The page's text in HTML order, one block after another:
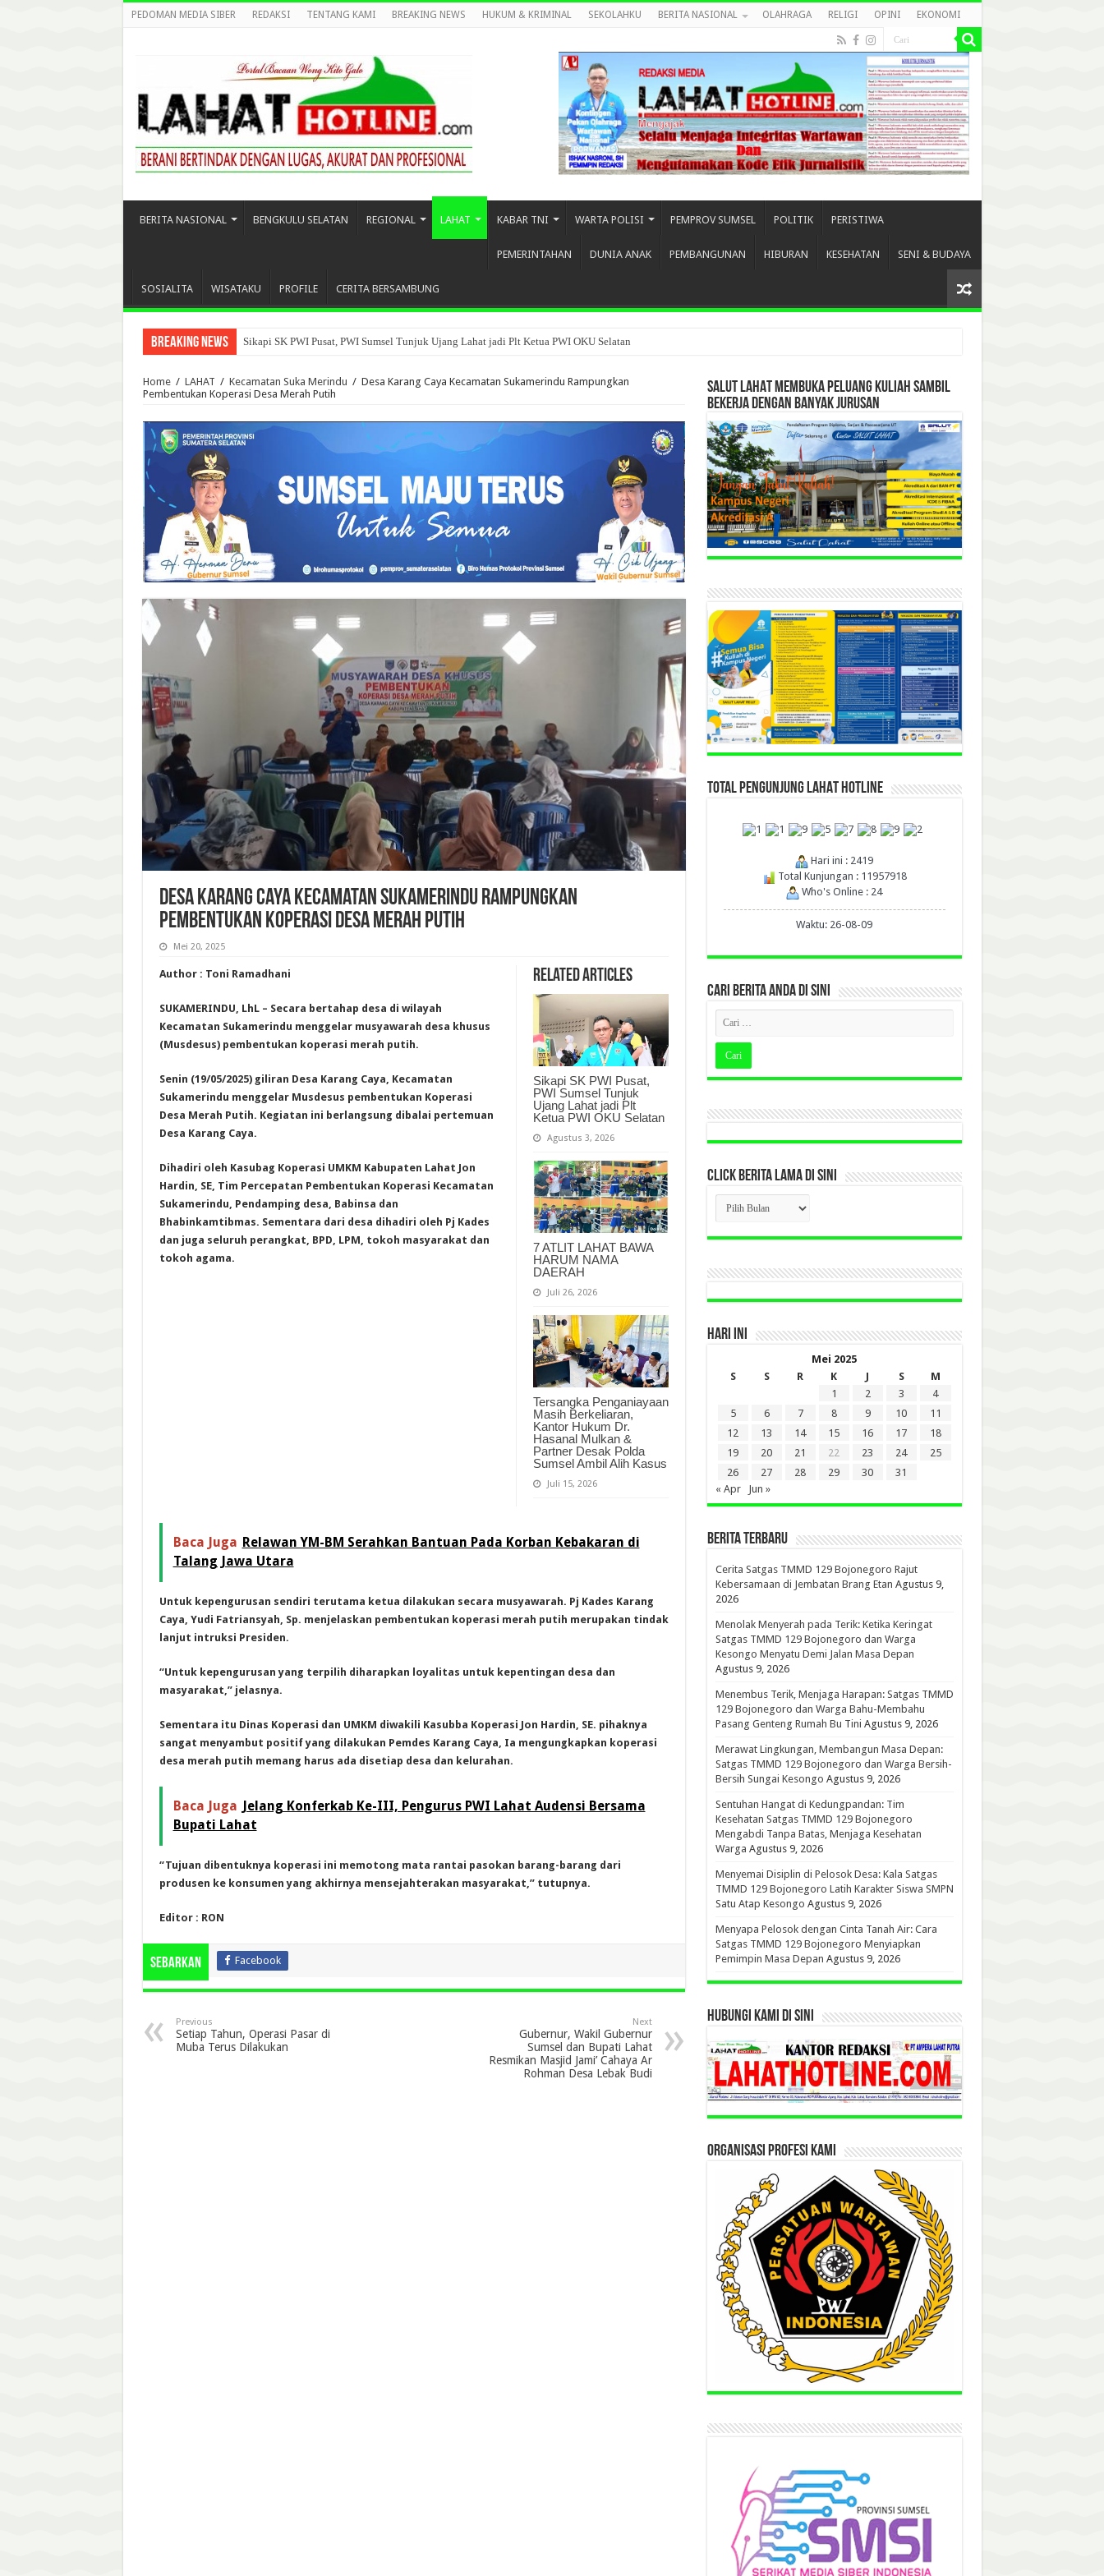
PEDOMAN MEDIA SIBER REDAKSI TENTANG KAMI BREAKING NEWS HUKUM & KRIMINAL SEKOLAHKU BERITA NASIONAL OLAHRAGA RELIGI OPINI EKONOMI
BERITA NASIONAL BENGKULU SELATAN REGIONAL LAHAT KABAR TNI WARTA POLISI PEMPROV SUMSEL POLITIK PERISTIWA
PEMERINTAHAN DUNIA ANAK PEMBANGUNAN HIBURAN KESEHATAN SENI & BUDAYA
SOSIALITA WISATAKU PROFILE CERITA BERSAMBUNG
Breaking News Sikapi SK PWI Pusat, PWI Sumsel Tunjuk Ujang Lahat jadi Plt Ketua PWI OKU Selatan
Home / LAHAT / Kecamatan Suka Merindu / Desa Karang Caya Kecamatan Sukamerindu Rampungkan
Pembentukan Koperasi Desa Merah Putih
Desa Karang Caya Kecamatan Sukamerindu Rampungkan
Pembentukan Koperasi Desa Merah Putih
Mei 20, 2025
Related Articles
Sikapi SK PWI Pusat,
PWI Sumsel Tunjuk
Ujang Lahat jadi Plt
Ketua PWI OKU Selatan
Agustus 3, 2026
7 ATLIT LAHAT BAWA
HARUM NAMA
DAERAH
Juli 26, 2026
Tersangka Penganiayaan
Masih Berkeliaran,
Kantor Hukum Dr.
Hasanal Mulkan &
Partner Desak Polda
Sumsel Ambil Alih Kasus
Juli 15, 2026
Author : Toni Ramadhani
SUKAMERINDU, LhL – Secara bertahap desa di wilayah
Kecamatan Sukamerindu menggelar musyawarah desa khusus
(Musdesus) pembentukan koperasi merah putih.
Senin (19/05/2025) giliran Desa Karang Caya, Kecamatan
Sukamerindu menggelar Musdesus pembentukan Koperasi
Desa Merah Putih. Kegiatan ini berlangsung dibalai pertemuan
Desa Karang Caya.
Dihadiri oleh Kasubag Koperasi UMKM Kabupaten Lahat Jon
Hardin, SE, Tim Percepatan Pembentukan Koperasi Kecamatan
Sukamerindu, Pendamping desa, Babinsa dan
Bhabinkamtibmas. Sementara dari desa dihadiri oleh Pj Kades
dan juga seluruh perangkat, BPD, LPM, tokoh masyarakat dan
tokoh agama.
Baca Juga Relawan YM-BM Serahkan Bantuan Pada Korban Kebakaran di
Talang Jawa Utara
Untuk kepengurusan sendiri terutama ketua dilakukan secara musyawarah. Pj Kades Karang
Caya, Yudi Fatriansyah, Sp. menjelaskan pembentukan koperasi merah putih merupakan tindak
lanjut intruksi Presiden.
“Untuk kepengurusan yang terpilih diharapkan loyalitas untuk kepentingan desa dan
masyarakat,” jelasnya.
Sementara itu Dinas Koperasi dan UMKM diwakili Kasubba Koperasi Jon Hardin, SE. pihaknya
sangat menyambut positif yang dilakukan Pemdes Karang Caya, Ia mengungkapkan koperasi
desa merah putih memang harus ada disetiap desa dan kelurahan.
Baca Juga Jelang Konferkab Ke-III, Pengurus PWI Lahat Audensi Bersama
Bupati Lahat
“Tujuan dibentuknya koperasi ini memotong mata rantai pasokan barang-barang dari
produsen ke konsumen yang akhirnya mensejahterakan masyarakat,” tutupnya.
Editor : RON
Sebarkan Facebook
Previous
Setiap Tahun, Operasi Pasar di
Muba Terus Dilakukan
Next
Gubernur, Wakil Gubernur
Sumsel dan Bupati Lahat
Resmikan Masjid Jami’ Cahaya Ar
Rohman Desa Lebak Budi
SALUT LAHAT MEMBUKA PELUANG KULIAH SAMBIL
BEKERJA DENGAN BANYAK JURUSAN
TOTAL PENGUNJUNG LAHAT HOTLINE
Hari ini : 2419
Total Kunjungan : 11957918
Who's Online : 24
Waktu: 26-08-09
CARI BERITA ANDA DI SINI
CLICK BERITA LAMA DI SINI
CLICK
BERITA
LAMA
DI
HARI INI
Mei 2025
S
S R K J S
M
1
2 3
4
5
6 7 8 9 10
11
12
13 14 15 16 17
18
19
20 21 22 23 24
25
26
27 28 29 30
31
« Apr
Jun »
BERITA TERBARU
Cerita Satgas TMMD 129 Bojonegoro Rajut
Kebersamaan di Jembatan Brang Etan Agustus 9,
2026
Menolak Menyerah pada Terik: Ketika Keringat
Satgas TMMD 129 Bojonegoro dan Warga
Kesongo Menyatu Demi Jalan Masa Depan
Agustus 9, 2026
Menembus Terik, Menjaga Harapan: Satgas TMMD
129 Bojonegoro dan Warga Bahu-Membahu
Pasang Genteng Rumah Bu Tini Agustus 9, 2026
Merawat Lingkungan, Membangun Masa Depan:
Satgas TMMD 129 Bojonegoro dan Warga Bersih-
Bersih Sungai Kesongo Agustus 9, 2026
Sentuhan Hangat di Kedungpandan: Tim
Kesehatan Satgas TMMD 129 Bojonegoro
Mengabdi Tanpa Batas, Menjaga Kesehatan
Warga Agustus 9, 2026
Menyemai Disiplin di Pelosok Desa: Kala Satgas
TMMD 129 Bojonegoro Latih Karakter Siswa SMPN
Satu Atap Kesongo Agustus 9, 2026
Menyapa Pelosok dengan Cinta Tanah Air: Cara
Satgas TMMD 129 Bojonegoro Menyiapkan
Pemimpin Masa Depan Agustus 9, 2026
HUBUNGI KAMI DI SINI
ORGANISASI PROFESI KAMI